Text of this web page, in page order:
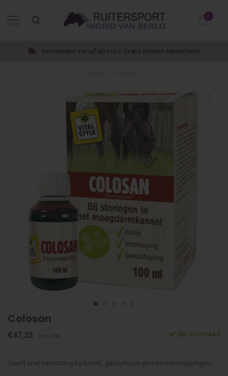
0
Verzenden vanaf 60 euro Gratis binnen Nederland
Colosan
€47,25 Incl. btw Op voorraad
Geeft snel verlichting bij koliek, gasophopingen en verstoppingen ;